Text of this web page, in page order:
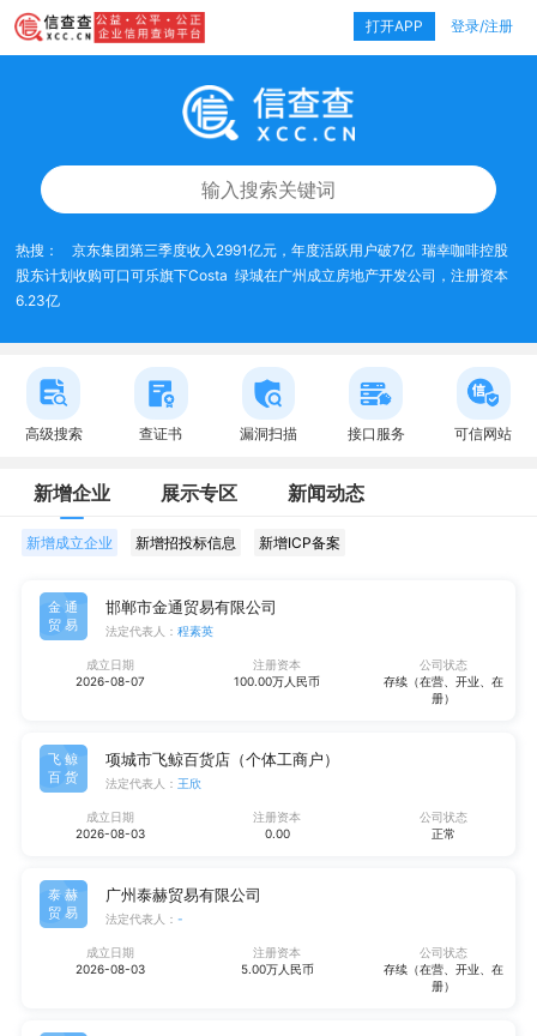
打开APP 登录/注册
热搜： 京东集团第三季度收入2991亿元，年度活跃用户破7亿 瑞幸咖啡控股
股东计划收购可口可乐旗下Costa 绿城在广州成立房地产开发公司，注册资本
6.23亿
高级搜索 查证书 漏洞扫描 接口服务 可信网站
新增企业 展示专区 新闻动态
新增成立企业 新增招投标信息 新增ICP备案
金通
贸易
邯郸市金通贸易有限公司
法定代表人： 程素英
成立日期
2026-08-07
注册资本
100.00万人民币
公司状态
存续（在营、开业、在
册）
飞鲸
百货
项城市飞鲸百货店（个体工商户）
法定代表人： 王欣
成立日期
2026-08-03
注册资本
0.00
公司状态
正常
泰赫
贸易
广州泰赫贸易有限公司
法定代表人： -
成立日期
2026-08-03
注册资本
5.00万人民币
公司状态
存续（在营、开业、在
册）